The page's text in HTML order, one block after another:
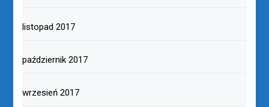
listopad 2017
październik 2017
wrzesień 2017